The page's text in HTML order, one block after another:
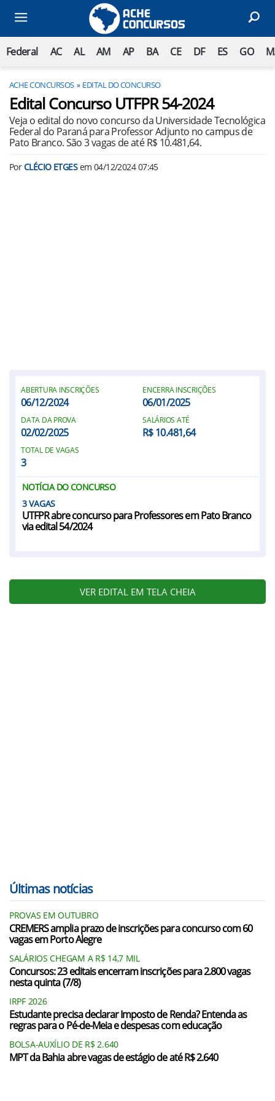
Federal AC AL AM AP BA CE DF ES GO
ACHE CONCURSOS EDITAL DO CONCURSO
Edital Concurso UTFPR 54-2024
Veja o edital do novo concurso da Universidade Tecnológica
Federal do Paraná para Professor Adjunto no campus de
Pato Branco. São 3 vagas de até R$ 10.481,64.
PorCLÉCIO ETGESem 04/12/2024 07:45
ABERTURA INSCRIÇÕES
06/12/2024
ENCERRA INSCRIÇÕES
06/01/2025
DATA DA PROVA
02/02/2025
SALÁRIOS ATÉ
R$ 10.481,64
TOTAL DE VAGAS
3
NOTÍCIA DO CONCURSO
3
UTFPR abre concurso para Professores em Pato Branco
via edital 54/2024
VER EDITAL EM TELA CHEIA
Últimas notícias
PROVAS EM OUTUBRO
CREMERS amplia prazo de inscrições para concurso com 60
vagas em Porto Alegre
SALÁRIOS CHEGAM A R$ 14,7 MIL
Concursos: 23 editais encerram inscrições para 2.800 vagas
nesta quinta (7/8)
IRPF 2026
Estudante precisa declarar Imposto de Renda? Entenda as
regras para o Pé-de-Meia e despesas com educação
BOLSA-AUXÍLIO DE R$ 2.640
MPT da Bahia abre vagas de estágio de até R$ 2.640